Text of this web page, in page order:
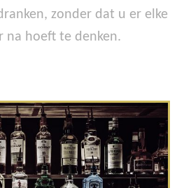
zonder dat u er elke
na hoeft te denken.